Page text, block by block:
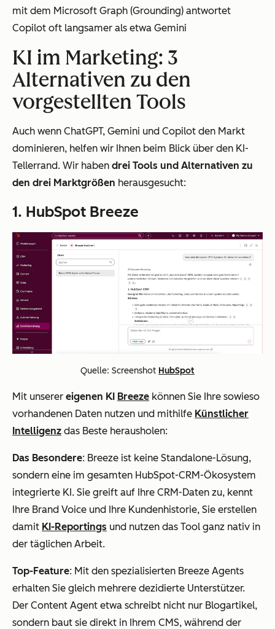
mit dem Microsoft Graph (Grounding) antwortet
Copilot oft langsamer als etwa Gemini
KI im Marketing: 3
Alternativen zu den
vorgestellten Tools
Auch wenn ChatGPT, Gemini und Copilot den Markt
dominieren, helfen wir Ihnen beim Blick über den KI-
Tellerrand. Wir haben drei Tools und Alternativen zu
den drei Marktgrößen herausgesucht:
1. HubSpot Breeze
Quelle: Screenshot HubSpot
Mit unserer eigenen KI Breeze können Sie Ihre sowieso
vorhandenen Daten nutzen und mithilfe Künstlicher
Intelligenz das Beste herausholen:
Das Besondere: Breeze ist keine Standalone-Lösung,
sondern eine im gesamten HubSpot-CRM-Ökosystem
integrierte KI. Sie greift auf Ihre CRM-Daten zu, kennt
Ihre Brand Voice und Ihre Kundenhistorie, Sie erstellen
damit KI-Reportings und nutzen das Tool ganz nativ in
der täglichen Arbeit.
Top-Feature: Mit den spezialisierten Breeze Agents
erhalten Sie gleich mehrere dezidierte Unterstützer.
Der Content Agent etwa schreibt nicht nur Blogartikel,
sondern baut sie direkt in Ihrem CMS, während der